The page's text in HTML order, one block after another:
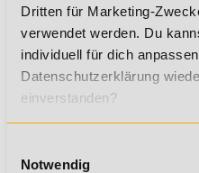
Dritten für Marketing-
verwendet werden. Du
individuell für dich
Datenschutzerklärung
einverstanden?
Notwendig